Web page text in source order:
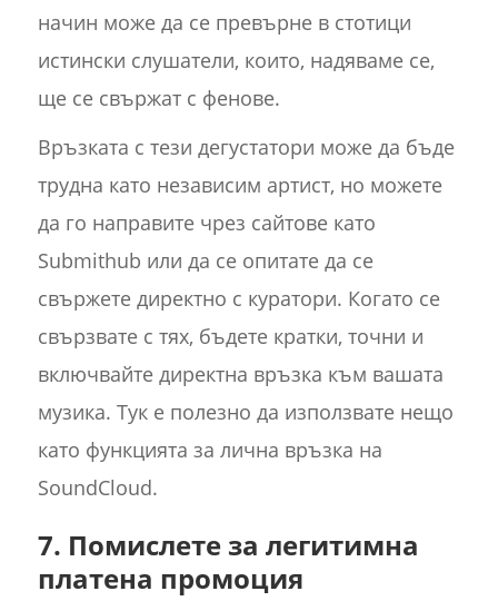
начин може да се превърне в стотици
истински слушатели, които, надяваме се,
ще се свържат с фенове.
Връзката с тези дегустатори може да бъде
трудна като независим артист, но можете
да го направите чрез сайтове като
Submithub или да се опитате да се
свържете директно с куратори. Когато се
свързвате с тях, бъдете кратки, точни и
включвайте директна връзка към вашата
музика. Тук е полезно да използвате нещо
като функцията за лична връзка на
SoundCloud.
7. Помислете за легитимна
платена промоция